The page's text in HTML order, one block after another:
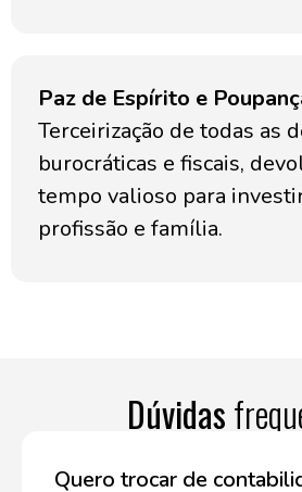
Paz de Espírito e
Terceirização de todas as
burocráticas e fiscais,
tempo valioso para
profissão e família.
Dúvidas
Quero trocar de